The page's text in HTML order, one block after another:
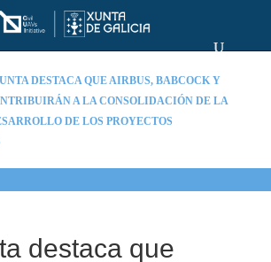
DESTACA QUE AIRBUS, BABCOCK Y
A LA CONSOLIDACIÓN DE LA
DE LOS PROYECTOS
destaca que